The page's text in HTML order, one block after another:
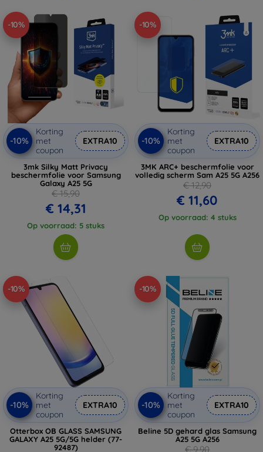
-10%
-10%
Korting
met
coupon
EXTRA10
3mk Silky Matt Privacy
beschermfolie voor Samsung
Galaxy A25 5G
€ 15,90
€ 14,31
Op voorraad: 5 stuks
-10%
-10%
Korting
met
coupon
EXTRA10
3MK ARC+ beschermfolie voor
volledig scherm Sam A25 5G A256
€ 12,90
€ 11,60
Op voorraad: 4 stuks
-10%
-10%
Korting
met
coupon
EXTRA10
Otterbox OB GLASS SAMSUNG
GALAXY A25 5G/5G helder (77-
92487)
-10%
-10%
Korting
met
coupon
EXTRA10
Beline 5D gehard glas Samsung
A25 5G A256
€ 9,90